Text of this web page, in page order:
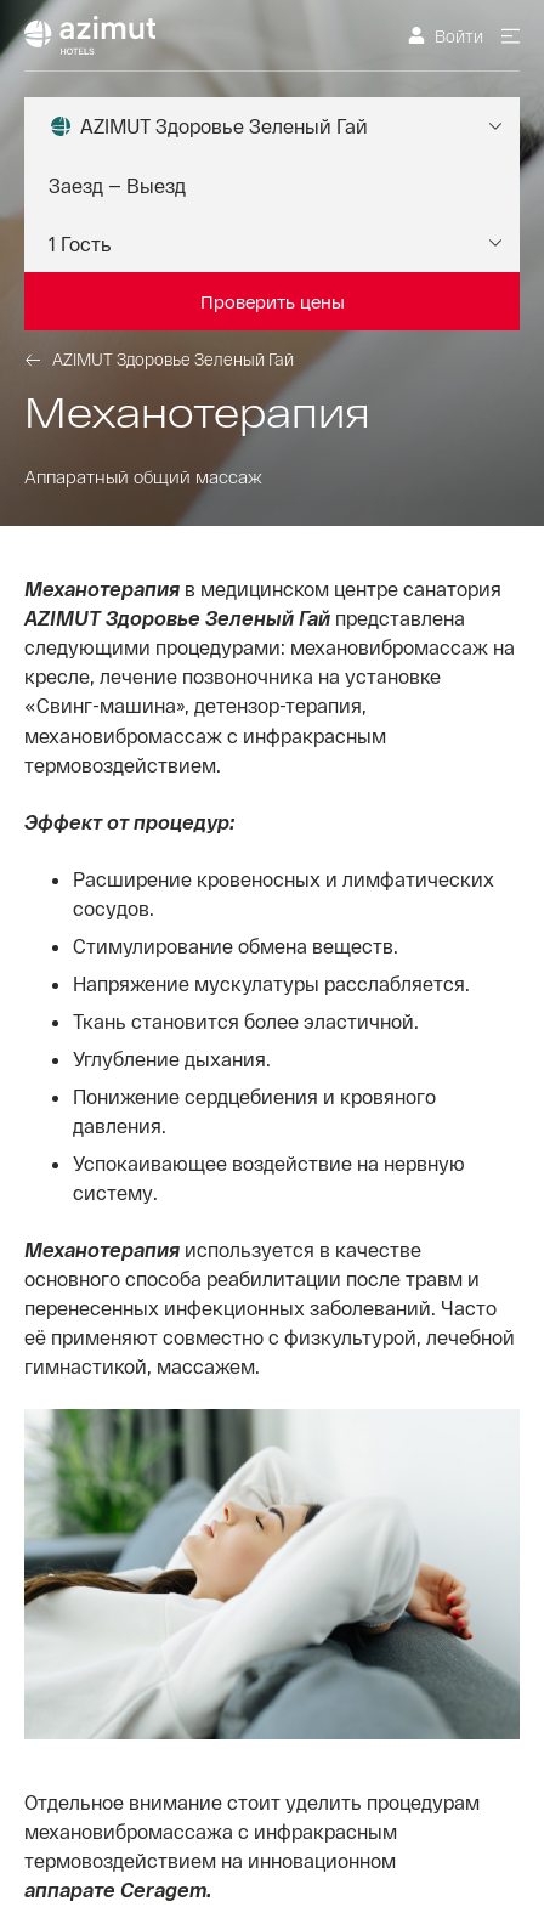
Войти
AZIMUT Здоровье Зеленый Гай
Проверить цены
AZIMUT Здоровье Зеленый Гай
Механотерапия
Аппаратный общий массаж
Механотерапия в медицинском центре санатория
AZIMUT Здоровье Зеленый Гай представлена
следующими процедурами: механовибромассаж на
кресле, лечение позвоночника на установке
«Свинг-машина», детензор-терапия,
механовибромассаж с инфракрасным
термовоздействием.
Эффект от процедур:
Расширение кровеносных и лимфатических
сосудов.
Стимулирование обмена веществ.
Напряжение мускулатуры расслабляется.
Ткань становится более эластичной.
Углубление дыхания.
Понижение сердцебиения и кровяного
давления.
Успокаивающее воздействие на нервную
систему.
Механотерапия используется в качестве
основного способа реабилитации после травм и
перенесенных инфекционных заболеваний. Часто
её применяют совместно с физкультурой, лечебной
гимнастикой, массажем.
Отдельное внимание стоит уделить процедурам
механовибромассажа с инфракрасным
термовоздействием на инновационном
аппарате Ceragem.